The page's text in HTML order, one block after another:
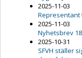
2025-11-03
Representant
2025-11-03
Nyhetsbrev
2025-10-31
SFVH ställer